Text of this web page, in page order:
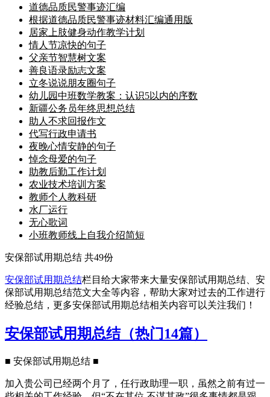
道德品质民警事迹汇编
根据道德品质民警事迹材料汇编通用版
居家上肢健身动作教学计划
情人节凉快的句子
父亲节智慧树文案
善良语录励志文案
立冬说说朋友圈句子
幼儿园中班数学教案：认识5以内的序数
新疆公务员年终思想总结
助人不求回报作文
代写行政申请书
夜晚心情安静的句子
悼念母爱的句子
助教后勤工作计划
农业技术培训方案
教师个人教科研
水厂运行
无心歌词
小班教师线上自我介绍简短
安保部试用期总结 共49份
安保部试用期总结栏目给大家带来大量安保部试用期总结、安
保部试用期总结范文大全等内容，帮助大家对过去的工作进行
经验总结，更多安保部试用期总结相关内容可以关注我们！
安保部试用期总结（热门14篇）
■ 安保部试用期总结 ■
加入贵公司已经两个月了，任行政助理一职，虽然之前有过一